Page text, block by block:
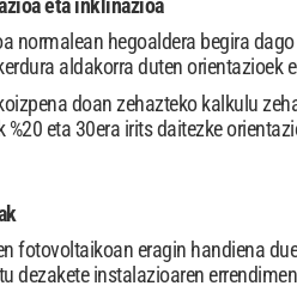
eta inklinazioa
normalean hegoaldera begira
aldakorra duten orientazioek
doan zehazteko kalkulu
%20 eta 30era irits daitezke
fotovoltaikoan eragin handiena
dezakete instalazioaren